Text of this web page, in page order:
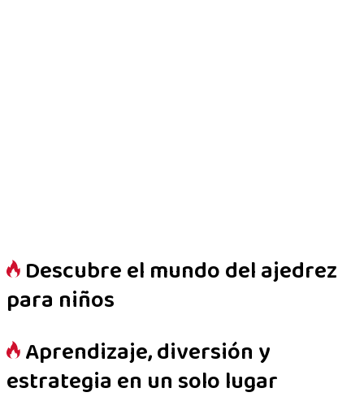
Descubre el mundo del ajedrez
para niños
Aprendizaje, diversión y
estrategia en un solo lugar